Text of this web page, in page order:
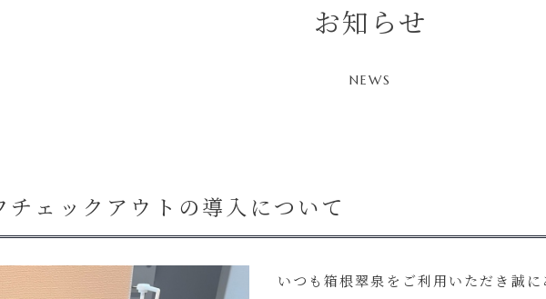
お知らせ
NEWS
チェックアウトの導入について
いつも箱根翠泉をご利用いただき誠